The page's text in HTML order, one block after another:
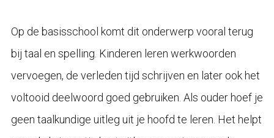
Op de basisschool komt dit onderwerp vooral terug
bij taal en spelling. Kinderen leren werkwoorden
vervoegen, de verleden tijd schrijven en later ook het
voltooid deelwoord goed gebruiken. Als ouder hoef je
geen taalkundige uitleg uit je hoofd te leren. Het helpt